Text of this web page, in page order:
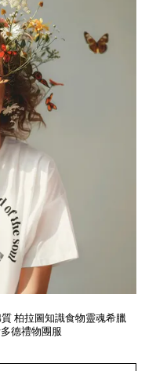
柏拉圖知識食物靈魂希臘
德禮物團服